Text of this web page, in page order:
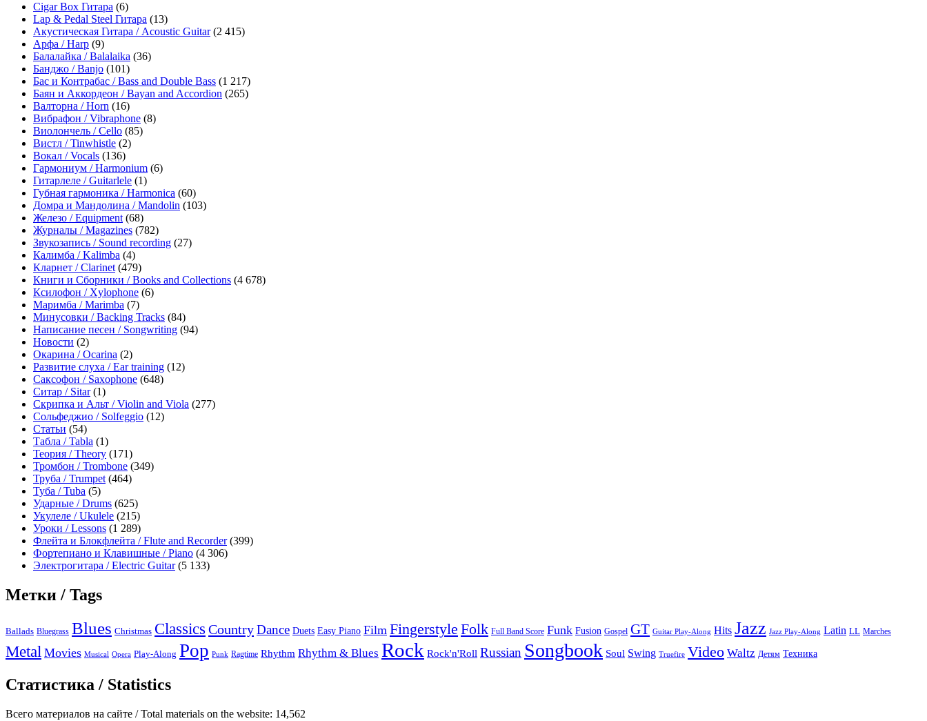
Cigar Box Гитара (6)
Lap & Pedal Steel Гитара (13)
Акустическая Гитара / Acoustic Guitar(2 415)
Арфа / Harp (9)
Балалайка / Balalaika (36)
Банджо / Banjo (101)
Бас и Контрабас / Bass and Double Bass (1 217)
Баян и Аккордеон / Bayan and Accordion (265)
Валторна / Horn (16)
Вибрафон / Vibraphone (8)
Виолончель / Cello (85)
Вистл / Tinwhistle (2)
Вокал / Vocals (136)
Гармониум / Harmonium (6)
Гитарлеле / Guitarlele (1)
Губная гармоника / Harmonica (60)
Домра и Мандолина / Mandolin (103)
Железо / Equipment (68)
Журналы / Magazines (782)
Звукозапись / Sound recording (27)
Калимба / Kalimba (4)
Кларнет / Clarinet (479)
Книги и Сборники / Books and Collections (4 678)
Ксилофон / Xylophone (6)
Маримба / Marimba (7)
Минусовки / Backing Tracks (84)
Написание песен / Songwriting (94)
Новости (2)
Окарина / Ocarina (2)
Развитие слуха / Ear training (12)
Саксофон / Saxophone (648)
Ситар / Sitar(1)
Скрипка и Альт / Violin and Viola (277)
Сольфеджио / Solfeggio (12)
Статьи (54)
Табла / Tabla (1)
Теория / Theory (171)
Тромбон / Trombone (349)
Труба / Trumpet (464)
Туба / Tuba (5)
Ударные / Drums (625)
Укулеле / Ukulele (215)
Уроки / Lessons (1 289)
Флейта и Блокфлейта / Flute and Recorder(399)
Фортепиано и Клавишные / Piano (4 306)
Электрогитара / Electric Guitar(5 133)
Метки / Tags
Ballads Bluegrass Blues Christmas Classics CountryDance Duets Easy Piano Film Fingerstyle Folk Full Band Score Funk Fusion Gospel GT Guitar Play-Along Hits Jazz Jazz Play-Along Latin LL Marches
Metal Movies Musical Opera Play-Along Pop Punk Ragtime Rhythm Rhythm & Blues Rock Rock'n'Roll Russian Songbook Soul Swing Truefire Video Waltz Детям Техника
Статистика / Statistics
Всего материалов на сайте / Total materials on the website: 14,562